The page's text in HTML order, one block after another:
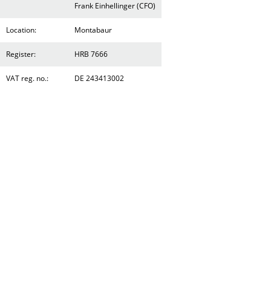
Frank Einhellinger (CFO)
Location: Montabaur
Register: HRB 7666
VAT reg. no.: DE 243413002